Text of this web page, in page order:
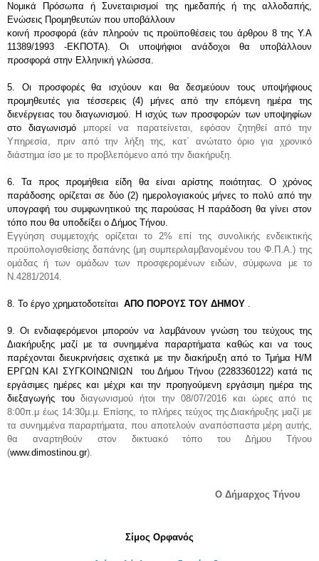
Νομικά Πρόσωπα ή Συνεταιρισμοί της ημεδαπής ή της αλλοδαπής,
Ενώσεις Προμηθευτών που υποβάλλουν
κοινή προσφορά (εάν πληρούν τις προϋποθέσεις του άρθρου 8 της Υ.Α
11389/1993 -ΕΚΠΟΤΑ). Οι υποψήφιοι ανάδοχοι θα υποβάλλουν
προσφορά στην Ελληνική γλώσσα.
5. Οι προσφορές θα ισχύουν και θα δεσμεύουν τους υποψήφιους
προμηθευτές για τέσσερεις (4) μήνες από την επόμενη ημέρα της
διενέργειας του διαγωνισμού. Η ισχύς των προσφορών των υποψηφίων
στο διαγωνισμό μπορεί να παρατείνεται, εφόσον ζητηθεί από την
Υπηρεσία, πριν από την λήξη της, κατ΄ ανώτατο όριο για χρονικό
διάστημα ίσο με το προβλεπόμενο από την διακήρυξη.
6. Τα προς προμήθεια είδη θα είναι αρίστης ποιότητας. Ο χρόνος
παράδοσης ορίζεται σε δύο (2) ημερολογιακούς μήνες το πολύ από την
υπογραφή του συμφωνητικού της παρούσας Η παράδοση θα γίνει στον
τόπο που θα υποδείξει ο Δήμος Τήνου.
Εγγύηση συμμετοχής ορίζεται το 2% επί της συνολικής ενδεικτικής
προϋπολογισθείσης δαπάνης (μη συμπεριλαμβανομένου του Φ.Π.Α.) της
ομάδας ή των ομάδων των προσφερομένων ειδών, σύμφωνα με το
Ν.4281/2014.
8. Το έργο χρηματοδοτείται ΑΠΟ ΠΟΡΟΥΣ ΤΟΥ ΔΗΜΟΥ .
9. Οι ενδιαφερόμενοι μπορούν να λαμβάνουν γνώση του τεύχους της
Διακήρυξης μαζί με τα συνημμένα παραρτήματα καθώς και να τους
παρέχονται διευκρινήσεις σχετικά με την διακήρυξη από το Τμήμα Η/Μ
ΕΡΓΩΝ ΚΑΙ ΣΥΓΚΟΙΝΩΝΙΩΝ  του Δήμου Τήνου (2283360122) κατά τις
εργάσιμες ημέρες και μέχρι και την προηγούμενη εργάσιμη ημέρα της
διεξαγωγής του διαγωνισμού ήτοι την 08/07/2016 και ώρες από τις
8:00π.μ έως 14:30μ.μ. Επίσης, το πλήρες τεύχος της Διακήρυξης μαζί με
τα συνημμένα παραρτήματα, που αποτελούν αναπόσπαστα μέρη αυτής,
θα αναρτηθούν στον δικτυακό τόπο του Δήμου Τήνου
(www.dimostinou.gr).
                                                                         O Δήμαρχος Τήνου
Σίμος Ορφανός